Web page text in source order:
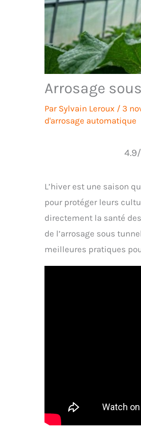
Arrosage
Par Sylvain Leroux / 3
d'arrosage automatique
L’hiver est une saison
pour protéger leurs
directement la santé
de l’arrosage sous
meilleures pratiques